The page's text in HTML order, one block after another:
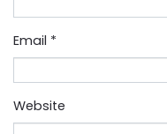
Email *
Website